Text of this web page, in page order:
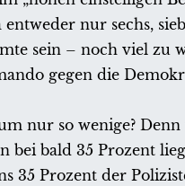
entweder nur sechs,
sein – noch viel zu
gegen die
nur so wenige?
bei bald 35 Prozent
35 Prozent der